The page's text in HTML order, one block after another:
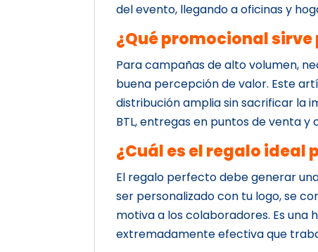
del evento, llegando a oficinas y
¿Qué promocional
Para campañas de alto volumen,
buena percepción de valor. Este
distribución amplia sin sacrificar la
BTL, entregas en puntos de venta y
¿Cuál es el regalo ideal
El regalo perfecto debe generar
ser personalizado con tu logo, se
motiva a los colaboradores. Es
extremadamente efectiva que